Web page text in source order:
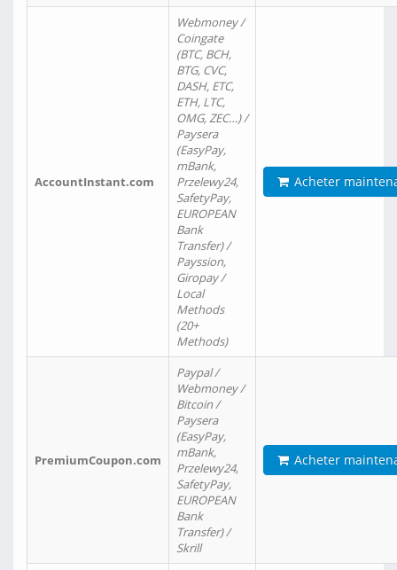
AccountInstant.com
Webmoney /
Coingate
(BTC, BCH,
BTG, CVC,
DASH, ETC,
ETH, LTC,
OMG, ZEC…) /
Paysera
(EasyPay,
mBank,
Przelewy24,
SafetyPay,
EUROPEAN
Bank
Transfer) /
Payssion,
Giropay /
Local
Methods
(20+
Methods)
Acheter
PremiumCoupon.com
Paypal /
Webmoney /
Bitcoin /
Paysera
(EasyPay,
mBank,
Przelewy24,
SafetyPay,
EUROPEAN
Bank
Transfer) /
Skrill
Acheter